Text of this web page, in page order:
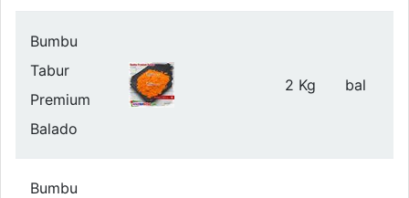
Bumbu
Tabur
Premium
Balado
2 Kg bal
Bumbu